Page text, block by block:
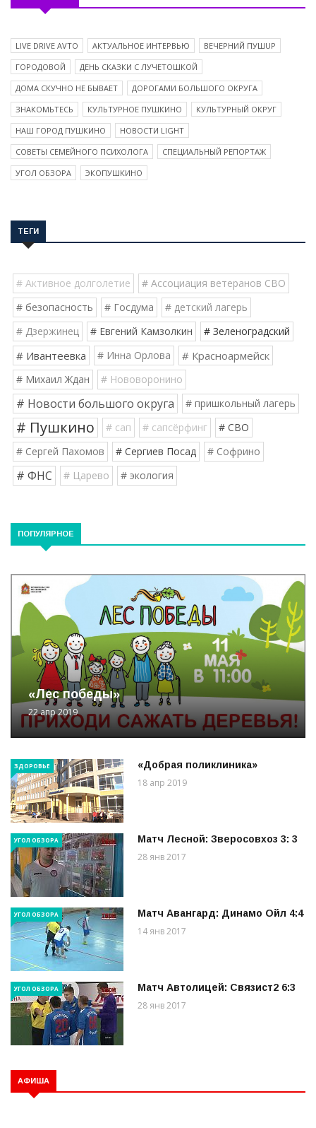
LIVE DRIVE AVTO АКТУАЛЬНОЕ ИНТЕРВЬЮ
ВЕЧЕРНИЙ ПУШUP
ГОРОДОВОЙ
ДЕНЬ СКАЗКИ С ЛУЧЕТОШКОЙ
ДОМА СКУЧНО НЕ БЫВАЕТ
ДОРОГАМИ БОЛЬШОГО ОКРУГА
ЗНАКОМЬТЕСЬ
КУЛЬТУРНОЕ ПУШКИНО
КУЛЬТУРНЫЙ ОКРУГ
НАШ ГОРОД ПУШКИНО
НОВОСТИ LIGHT
СОВЕТЫ СЕМЕЙНОГО ПСИХОЛОГА
СПЕЦИАЛЬНЫЙ РЕПОРТАЖ
УГОЛ ОБЗОРА
ЭКОПУШКИНО
ТЕГИ
# Активное долголетие
# Ассоциация ветеранов СВО
# безопасность
# Госдума
# детский лагерь
# Дзержинец
# Евгений Камзолкин # Зеленоградский
# Ивантеевка # Инна Орлова # Красноармейск
# Михаил Ждан # Нововоронино
# Новости большого округа # пришкольный лагерь
# Пушкино # сап # сапсёрфинг
# СВО
# Сергей Пахомов
# Сергиев Посад # Софрино
# ФНС # Царево # экология
ПОПУЛЯРНОЕ
«Лес победы»
22 апр 2019
ЗДОРОВЬЕ «Добрая поликлиника»
18 апр 2019
УГОЛ ОБЗОРА Матч Лесной: Зверосовхоз 3: 3
28 янв 2017
УГОЛ ОБЗОРА Матч Авангард: Динамо Ойл 4:4
14 янв 2017
УГОЛ ОБЗОРА Матч Автолицей: Связист2 6:3
28 янв 2017
АФИША